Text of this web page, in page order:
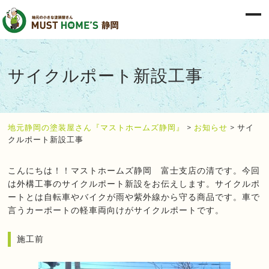
サイクルポート新設工事
地元静岡の塗装屋さん『マストホームズ静岡』 > お知らせ >サイ
クルポート新設工事
こんにちは！！マストホームズ静岡 富士支店の清です。今回
は外構工事のサイクルポート新設をお伝えします。サイクルポ
ートとは自転車やバイクが雨や紫外線から守る商品です。車で
言うカーポートの軽車両向けがサイクルポートです。
施工前